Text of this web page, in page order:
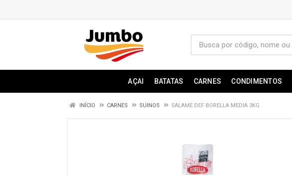
AÇAI BATATAS CARNES CONDIMENTOS
INÍCIO CARNES SUINOS SALAME DEF BORELLA MEDIA 3KG